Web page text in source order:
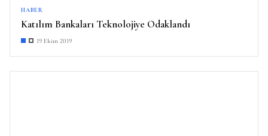
HABER
Katılım Bankaları Teknolojiye Odaklandı
19 Ekim 2019